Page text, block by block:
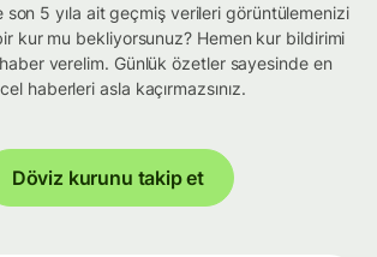
son 5 yıla ait geçmiş verileri görüntülemenizi
kur mu bekliyorsunuz? Hemen kur bildirimi
verelim. Günlük özetler sayesinde en
haberleri asla kaçırmazsınız.
Döviz kurunu takip et